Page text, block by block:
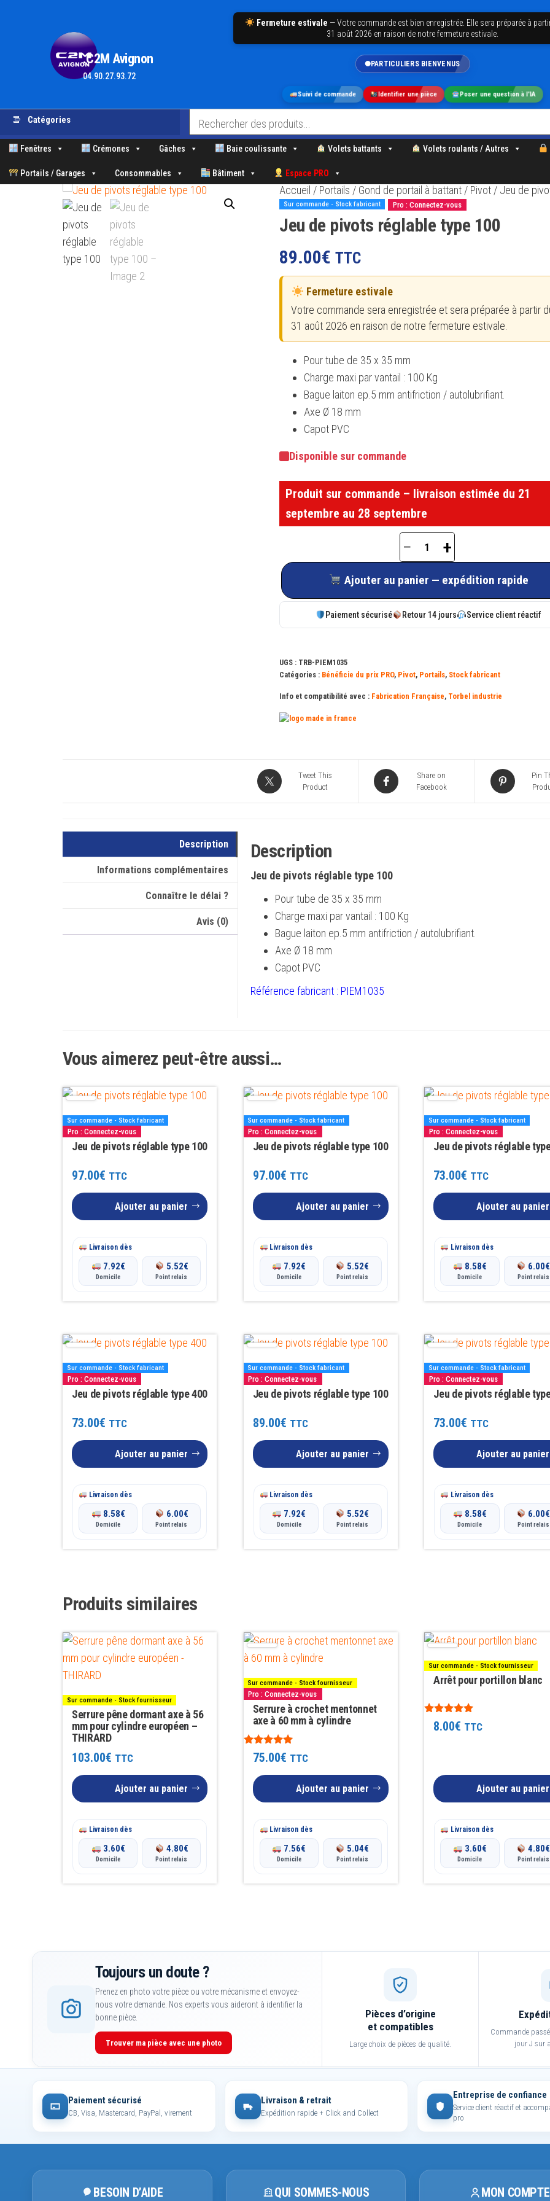
Aller
contenu
.C2M Avignon
04.90.27.93.72
Suivi de commande Identifier une pièce Poser une question à l'IA
Fermeture estivale —Votre commande est bien enregistrée. Elle sera préparée à
31 août 2026 en raison de notre fermeture estivale.
Fenêtres Crémones Gâches Baie coulissante Volets battants Volets roulants / Autres
Portails / Garages Consommables Bâtiment Espace PRO
Catégories
Accueil / Portails / Gond de portail à battant / Pivot / Jeu de
Sur commande - Stock fabricant Pro : Connectez-vous
Jeu de pivots réglable type 100
89.00€ TTC
Fermeture estivale
Votre commande sera enregistrée et sera préparée à partir
31 août 2026 en raison de notre fermeture estivale.
Pour tube de 35 x 35 mm
Charge maxi par vantail : 100 Kg
Bague laiton ep.5 mm antifriction / autolubrifiant.
Axe Ø 18 mm
Capot PVC
Disponible sur commande
Produit sur commande – livraison estimée du 21
septembre au 28 septembre
quantité
Jeu
de
100
− +
Ajouter au panier — expédition rapide
Paiement sécurisé Retour 14 jours Service client réactif
UGS : TRB-PIEM1035
Catégories : Bénéficie du prix PRO, Pivot, Portails, Stock fabricant
Info et compatibilité avec : Fabrication Française, Torbel industrie
Tweet This
Product
Share on
Facebook
Pin
Description
Informations complémentaires
Connaître le délai ?
Avis (0)
Description
Jeu de pivots réglable type 100
Pour tube de 35 x 35 mm
Charge maxi par vantail : 100 Kg
Bague laiton ep.5 mm antifriction / autolubrifiant.
Axe Ø 18 mm
Capot PVC
Référence fabricant : PIEM1035
Vous aimerez peut-être aussi…
Sur commande - Stock fabricant
Pro : Connectez-vous
Jeu de pivots réglable type 100
97.00€ TTC
Ajouter au panier
Livraison dès
7.92€
Domicile
5.52€
Point relais
Sur commande - Stock fabricant
Pro : Connectez-vous
Jeu de pivots réglable type 100
97.00€ TTC
Ajouter au panier
Livraison dès
7.92€
Domicile
5.52€
Point relais
Sur commande - Stock fabricant
Pro : Connectez-vous
Jeu de pivots réglable
73.00€ TTC
Ajouter au panier
Livraison dès
8.58€
Domicile
6.00€
Point relais
Sur commande - Stock fabricant
Pro : Connectez-vous
Jeu de pivots réglable type 400
73.00€ TTC
Ajouter au panier
Livraison dès
8.58€
Domicile
6.00€
Point relais
Sur commande - Stock fabricant
Pro : Connectez-vous
Jeu de pivots réglable type 100
89.00€ TTC
Ajouter au panier
Livraison dès
7.92€
Domicile
5.52€
Point relais
Sur commande - Stock fabricant
Pro : Connectez-vous
Jeu de pivots réglable
73.00€ TTC
Ajouter au panier
Livraison dès
8.58€
Domicile
6.00€
Point relais
Produits similaires
Sur commande - Stock fournisseur
Serrure pêne dormant axe à 56
mm pour cylindre européen –
THIRARD
103.00€ TTC
Ajouter au panier
Livraison dès
3.60€
Domicile
4.80€
Point relais
Sur commande - Stock fournisseur
Pro : Connectez-vous
Serrure à crochet mentonnet
axe à 60 mm à cylindre
Note
5.0075.00€ TTC
Ajouter au panier
Livraison dès
7.56€
Domicile
5.04€
Point relais
Sur commande - Stock fournisseur
Arrêt pour portillon blanc
Note
4.83
8.00€ TTC
Ajouter au panier
Livraison dès
3.60€
Domicile
4.80€
Point relais
Toujours un doute ?
Prenez en photo votre pièce ou votre mécanisme et envoyez-
nous votre demande. Nos experts vous aideront à identifier la
bonne pièce.
Trouver ma pièce avec une photo
Pièces d’origine
et compatibles
Large choix de pièces de qualité.
Commande
jour J sur
Paiement sécurisé
CB, Visa, Mastercard, PayPal, virement
Livraison & retrait
Expédition rapide + Click and Collect
Entreprise de confiance
Service client réactif et
pro
BESOIN D’AIDE QUI SOMMES-NOUS MON COMPTE
PARTICULIERS BIENVENUS